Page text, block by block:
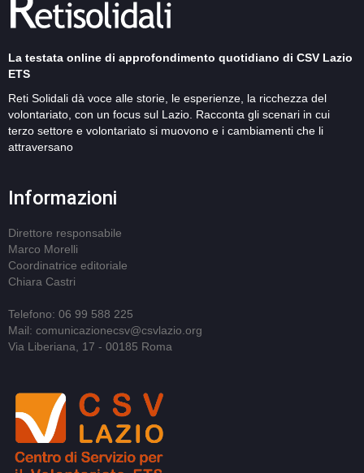
La testata online di approfondimento quotidiano di CSV Lazio
ETS
Reti Solidali dà voce alle storie, le esperienze, la ricchezza del
volontariato, con un focus sul Lazio. Racconta gli scenari in cui
terzo settore e volontariato si muovono e i cambiamenti che li
attraversano
Informazioni
Direttore responsabile
Marco Morelli
Coordinatrice editoriale
Chiara Castri
Telefono: 06 99 588 225
Mail: comunicazionecsv@csvlazio.org
Via Liberiana, 17 - 00185 Roma